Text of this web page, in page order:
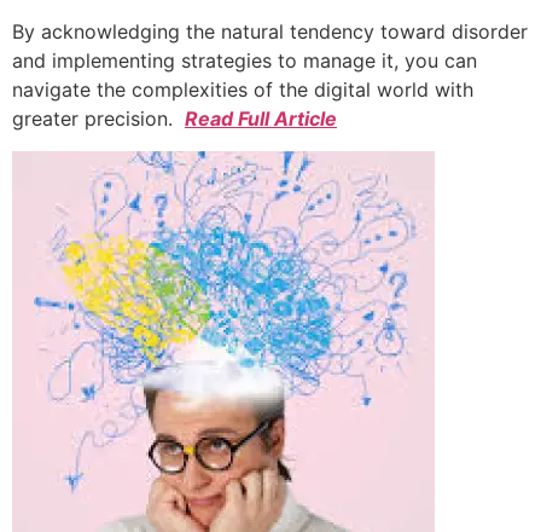
By acknowledging the natural tendency toward disorder
and implementing strategies to manage it, you can
navigate the complexities of the digital world with
greater precision. Read Full Article